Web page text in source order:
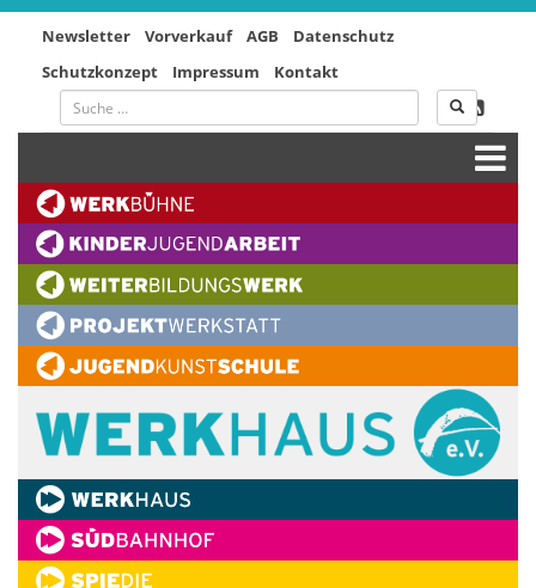
Newsletter Vorverkauf AGB
Datenschutz
Schutzkonzept
Impressum Kontakt